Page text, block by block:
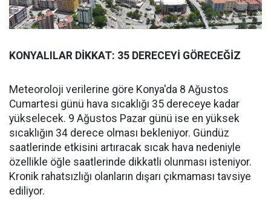
KONYALILAR DİKKAT: 35 DERECEYİ GÖRECEĞİZ
Meteoroloji verilerine göre Konya'da 8 Ağustos
Cumartesi günü hava sıcaklığı 35 dereceye kadar
yükselecek. 9 Ağustos Pazar günü ise en yüksek
sıcaklığın 34 derece olması bekleniyor. Gündüz
saatlerinde etkisini artıracak sıcak hava nedeniyle
özellikle öğle saatlerinde dikkatli olunması isteniyor.
Kronik rahatsızlığı olanların dışarı çıkmaması tavsiye
ediliyor.